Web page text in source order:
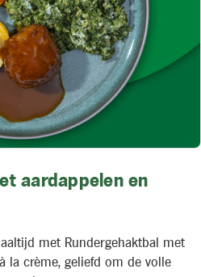
aardappelen en
met Rundergehaktbal met
la crème, geliefd om de volle